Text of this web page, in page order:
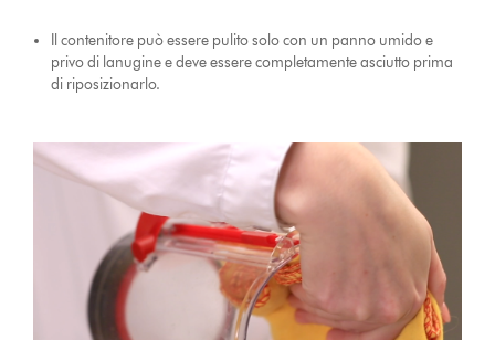
Il contenitore può essere pulito solo con un panno umido e
privo di lanugine e deve essere completamente asciutto prima
di riposizionarlo.